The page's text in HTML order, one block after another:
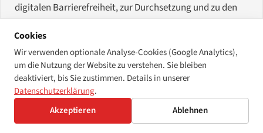
digitalen Barrierefreiheit, zur Durchsetzung und zu den
Menschen mit Behinderungen 2026 und darüber hinaus
bestimmen. Namentlich genannte Autorinnen und
Autoren zeichnen einzelne Datenrecherchen;
gemeinschaftliche redaktionelle Arbeit erscheint unter
dieser Signatur.
Cookies
Wir verwenden optionale Analyse-Cookies (Google Analytics),
um die Nutzung der Website zu verstehen. Sie bleiben
deaktiviert, bis Sie zustimmen. Details in unserer
Datenschutzerklärung.
Akzeptieren
Ablehnen